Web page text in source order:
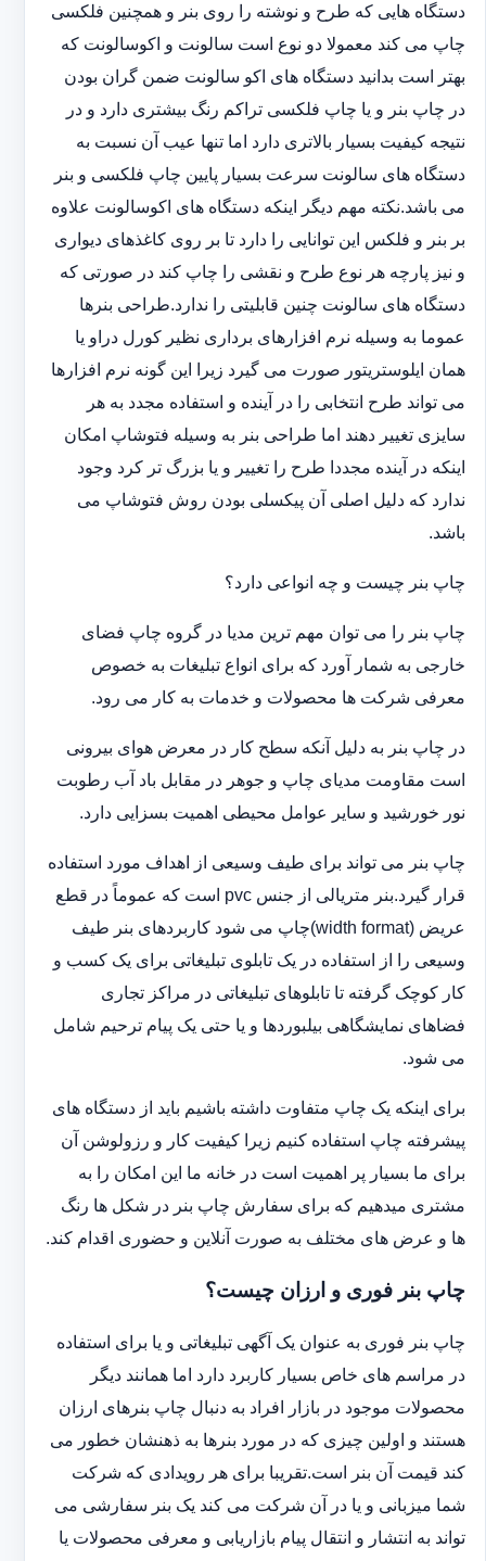
دستگاه هایی که طرح و نوشته را روی بنر و همچنین فلکسی
چاپ می کند معمولا دو نوع است سالونت و اکوسالونت که
بهتر است بدانید دستگاه های اکو سالونت ضمن گران بودن
در چاپ بنر و یا چاپ فلکسی تراکم رنگ بیشتری دارد و در
نتیجه کیفیت بسیار بالاتری دارد اما تنها عیب آن نسبت به
دستگاه های سالونت سرعت بسیار پایین چاپ فلکسی و بنر
می باشد.نکته مهم دیگر اینکه دستگاه های اکوسالونت علاوه
بر بنر و فلکس این توانایی را دارد تا بر روی کاغذهای دیواری
و نیز پارچه هر نوع طرح و نقشی را چاپ کند در صورتی که
دستگاه های سالونت چنین قابلیتی را ندارد.طراحی بنرها
عموما به وسیله نرم افزارهای برداری نظیر کورل دراو یا
همان ایلوستریتور صورت می گیرد زیرا این گونه نرم افزارها
می تواند طرح انتخابی را در آینده و استفاده مجدد به هر
سایزی تغییر دهند اما طراحی بنر به وسیله فتوشاپ امکان
اینکه در آینده مجددا طرح را تغییر و یا بزرگ تر کرد وجود
ندارد که دلیل اصلی آن پیکسلی بودن روش فتوشاپ می
باشد.
چاپ بنر چیست و چه انواعی دارد؟
چاپ بنر را می توان مهم ترین مدیا در گروه چاپ فضای
خارجی به شمار آورد که برای انواع تبلیغات به خصوص
معرفی شرکت ها محصولات و خدمات به کار می رود.
در چاپ بنر به دلیل آنکه سطح کار در معرض هوای بیرونی
است مقاومت مدیای چاپ و جوهر در مقابل باد آب رطوبت
نور خورشید و سایر عوامل محیطی اهمیت بسزایی دارد.
چاپ بنر می تواند برای طیف وسیعی از اهداف مورد استفاده
قرار گیرد.بنر متریالی از جنس pvc است که عموماً در قطع
عریض (width format)چاپ می شود کاربردهای بنر طیف
وسیعی را از استفاده در یک تابلوی تبلیغاتی برای یک کسب و
کار کوچک گرفته تا تابلوهای تبلیغاتی در مراکز تجاری
فضاهای نمایشگاهی بیلبوردها و یا حتی یک پیام ترحیم شامل
می شود.
برای اینکه یک چاپ متفاوت داشته باشیم باید از دستگاه های
پیشرفته چاپ استفاده کنیم زیرا کیفیت کار و رزولوشن آن
برای ما بسیار پر اهمیت است در خانه ما این امکان را به
مشتری میدهیم که برای سفارش چاپ بنر در شکل ها رنگ
ها و عرض های مختلف به صورت آنلاین و حضوری اقدام کند.
چاپ بنر فوری و ارزان چیست؟
چاپ بنر فوری به عنوان یک آگهی تبلیغاتی و یا برای استفاده
در مراسم های خاص بسیار کاربرد دارد اما همانند دیگر
محصولات موجود در بازار افراد به دنبال چاپ بنرهای ارزان
هستند و اولین چیزی که در مورد بنرها به ذهنشان خطور می
کند قیمت آن بنر است.تقریبا برای هر رویدادی که شرکت
شما میزبانی و یا در آن شرکت می کند یک بنر سفارشی می
تواند به انتشار و انتقال پیام بازاریابی و معرفی محصولات یا